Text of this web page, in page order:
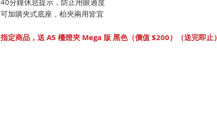
40分鐘休息提示，防止用眼過度
可加購夾式底座，枱夾兩用皆宜
指定商品，送 A5 檯燈夾 Mega 版 黑色（價值 $200）（送完即止）